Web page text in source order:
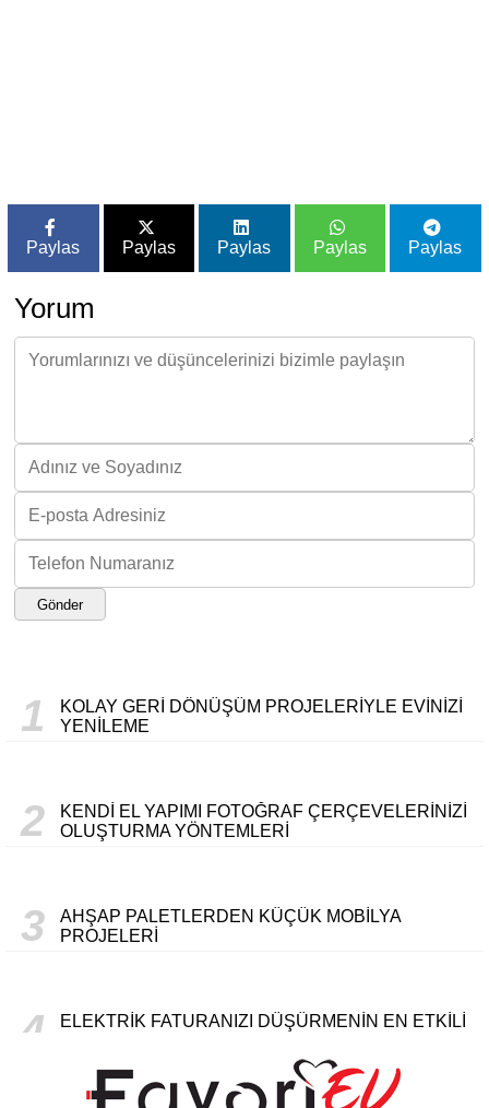
Paylas Paylas Paylas Paylas Paylas
Yorum
Gönder
1
KOLAY GERI DÖNÜŞÜM PROJELERIYLE EVINIZI
YENILEME
2
KENDI EL YAPIMI FOTOĞRAF ÇERÇEVELERINIZI
OLUŞTURMA YÖNTEMLERI
3
AHŞAP PALETLERDEN KÜÇÜK MOBILYA
PROJELERI
4
ELEKTRIK FATURANIZI DÜŞÜRMENIN EN ETKILI